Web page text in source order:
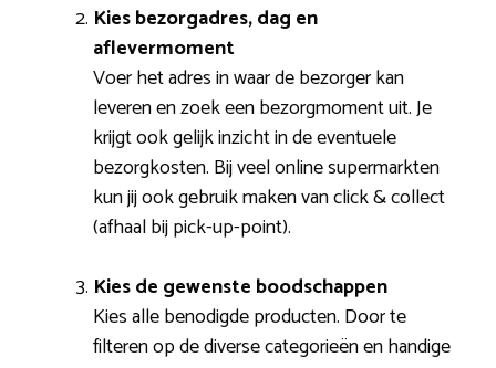
Kies bezorgadres, dag en
aflevermoment
Voer het adres in waar de bezorger kan
leveren en zoek een bezorgmoment uit. Je
krijgt ook gelijk inzicht in de eventuele
bezorgkosten. Bij veel online supermarkten
kun jij ook gebruik maken van click & collect
(afhaal bij pick-up-point).
Kies de gewenste boodschappen
Kies alle benodigde producten. Door te
filteren op de diverse categorieën en handige